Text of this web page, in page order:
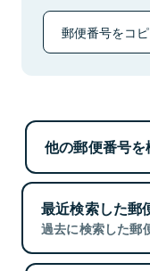
郵便番号をコ
他の郵便番号を
最近検索した郵
過去に検索した郵